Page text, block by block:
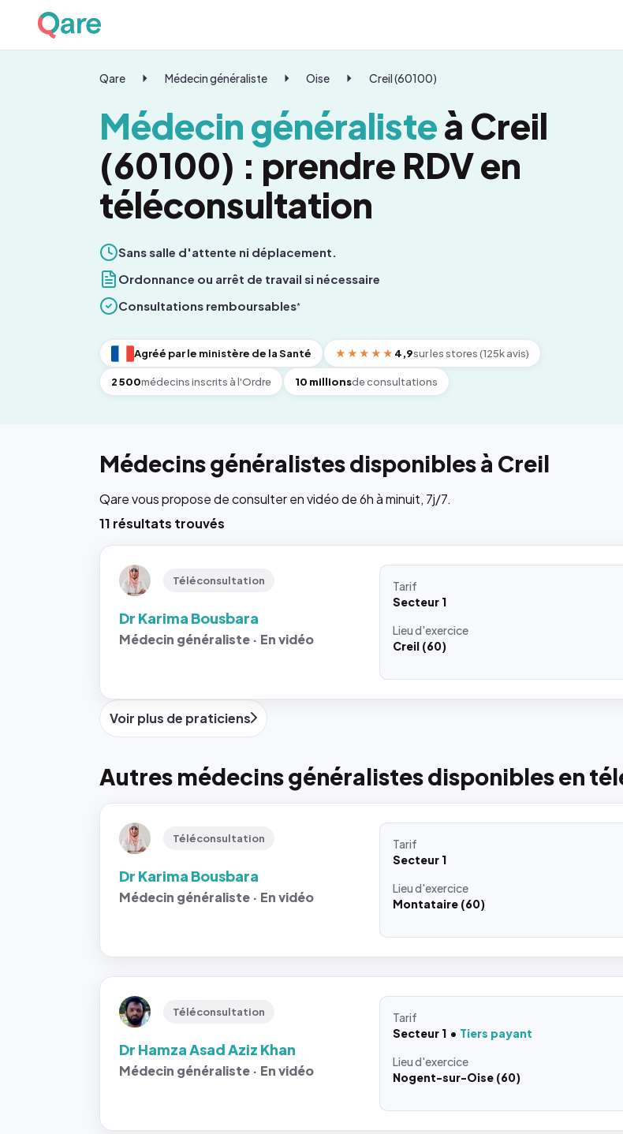
Qare Médecin généraliste Oise Creil (60100)
Médecin généralisteà Creil
(60100) : prendre RDV en
téléconsultation
Sans salle d'attente ni déplacement.
Ordonnance ou arrêt de travail si nécessaire
Consultations remboursables*
Agréé par le ministère de la Santé ★★★★★ 4,9sur les stores (125k avis)
2 500médecins inscrits à l'Ordre 10 millionsde consultations
Médecins généralistes disponibles à Creil
Qare vous propose de consulter en vidéo de 6h à minuit, 7j/7.
11 résultats trouvés
Téléconsultation
Dr Karima Bousbara
Médecin généraliste · En vidéo
Tarif
Secteur 1
Lieud'exercice
Creil (60)
Voir plus de praticiens
Autres médecins généralistes disponibles en
Téléconsultation
Dr Karima Bousbara
Médecin généraliste · En vidéo
Tarif
Secteur 1
Lieud'exercice
Montataire (60)
Téléconsultation
Dr Hamza Asad Aziz Khan
Médecin généraliste · En vidéo
Tarif
Secteur 1
Tiers payant
Lieud'exercice
Nogent-sur-Oise (60)